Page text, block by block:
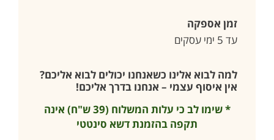
זמן אספקה
עד 5 ימי עסקים
למה לבוא אלינו כשאנחנו יכולים לבוא אליכם?
אין איסוף עצמי – אנחנו בדרך אליכם!
* שימו לב כי עלות המשלוח (39 ש"ח) אינה
תקפה בהזמנת דשא סינטטי